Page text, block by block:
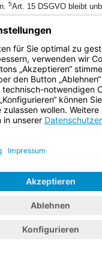
5Art. 15 DSGVO bleibt
3 zufällig getroffen
dringenden Gefahren für
ohne Einwilligung der
werden.
und Anordnungen bei
Behörde ist
Maßnahmen zur
einer stationären
Eingliederungshilfe
kann die zuständige
oder Abwendung einer